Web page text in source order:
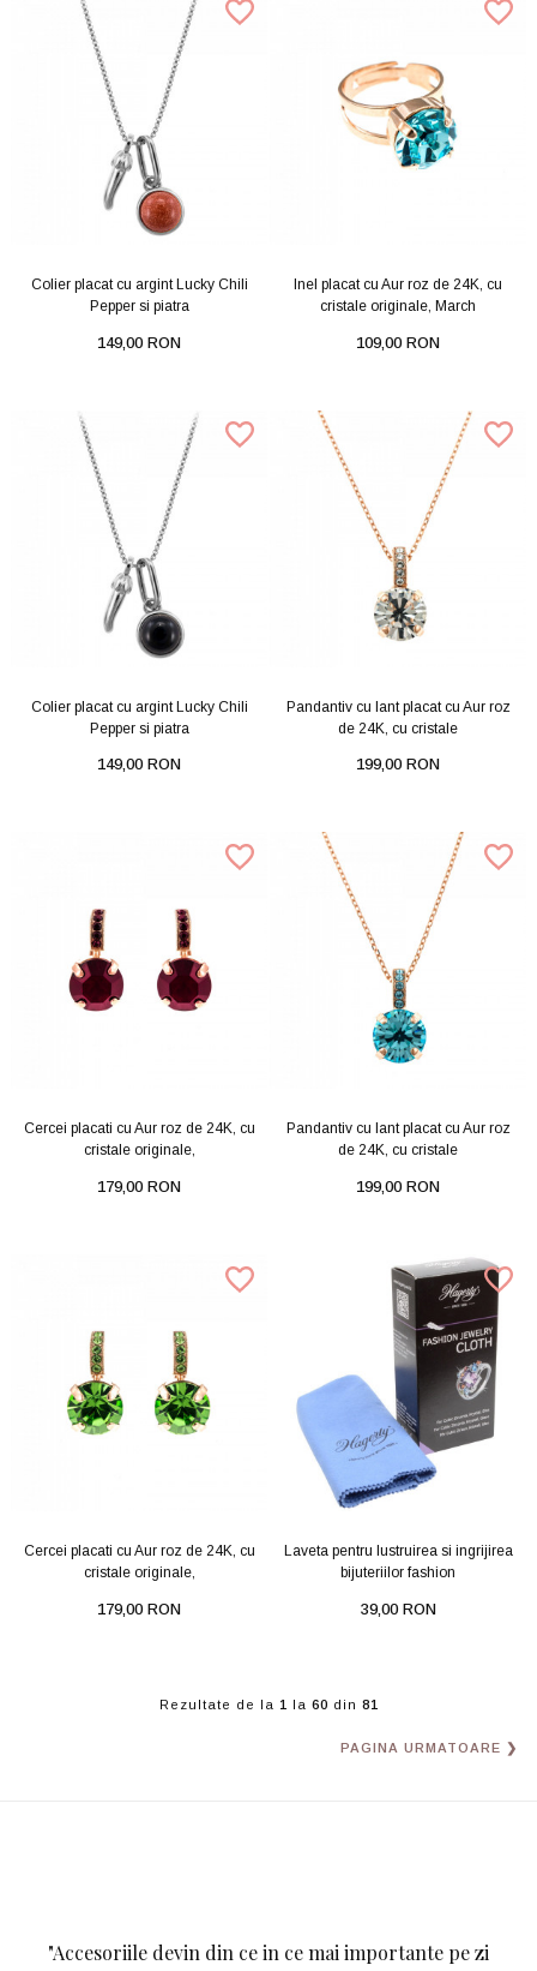
Colier placat cu argint Lucky Chili
Pepper si piatra
149,00 RON
Inel placat cu Aur roz de 24K, cu
cristale originale, March
109,00 RON
Colier placat cu argint Lucky Chili
Pepper si piatra
149,00 RON
Pandantiv cu lant placat cu Aur roz
de 24K, cu cristale
199,00 RON
Cercei placati cu Aur roz de 24K, cu
cristale originale,
179,00 RON
Pandantiv cu lant placat cu Aur roz
de 24K, cu cristale
199,00 RON
Cercei placati cu Aur roz de 24K, cu
cristale originale,
179,00 RON
Laveta pentru lustruirea si ingrijirea
bijuteriilor fashion
39,00 RON
Rezultate de la 1 la 60 din 81
PAGINA URMATOARE ❯
"Accesoriile devin din ce in ce mai importante pe zi